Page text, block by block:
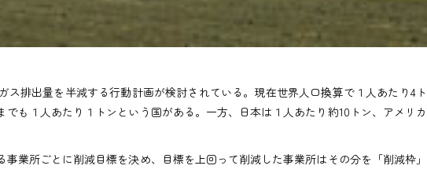
ス排出量を半減する行動計画が検討されている。現在世界人口換算で１人あたり4ト
も１人あたり１トンという国がある。一方、日本は１人あたり約10トン、アメリカ
業所ごとに削減目標を決め、目標を上回って削減した事業所はその分を「削減枠」